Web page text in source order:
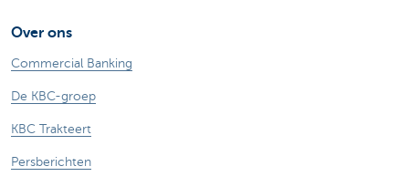
Over ons
Commercial Banking
De KBC-groep
KBC Trakteert
Persberichten